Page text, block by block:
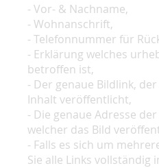
- Vor- & Nachname,
- Wohnanschrift,
- Telefonnummer für
- Erklärung welches
betroffen ist,
- Der genaue Bildlink,
Inhalt veröffentlicht,
- Die genaue Adresse
welcher das Bild
- Falls es sich um
Sie alle Links vollständig